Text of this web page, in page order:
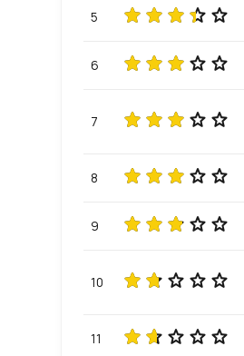
5
6
7
8
9
10
11